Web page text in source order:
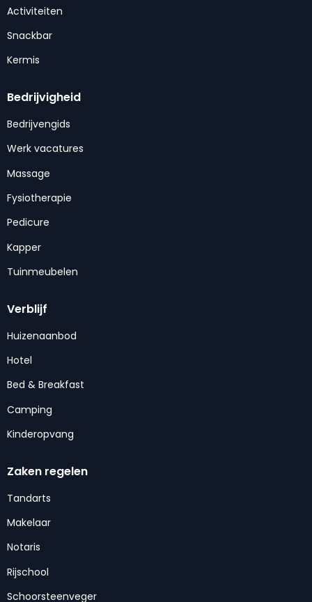
Activiteiten
Snackbar
Kermis
Bedrijvigheid
Bedrijvengids
Werk vacatures
Massage
Fysiotherapie
Pedicure
Kapper
Tuinmeubelen
Verblijf
Huizenaanbod
Hotel
Bed & Breakfast
Camping
Kinderopvang
Zaken regelen
Tandarts
Makelaar
Notaris
Rijschool
Schoorsteenveger